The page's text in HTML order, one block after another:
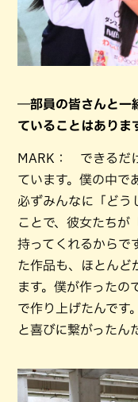
―部員の皆さんと一
ていることはありま
MARK： できるだ
ています。僕の中で
必ずみんなに「どう
ことで、彼女たちが
持ってくれるからで
た作品も、ほとんど
ます。僕が作ったの
で作り上げたんです
と喜びに繋がったん